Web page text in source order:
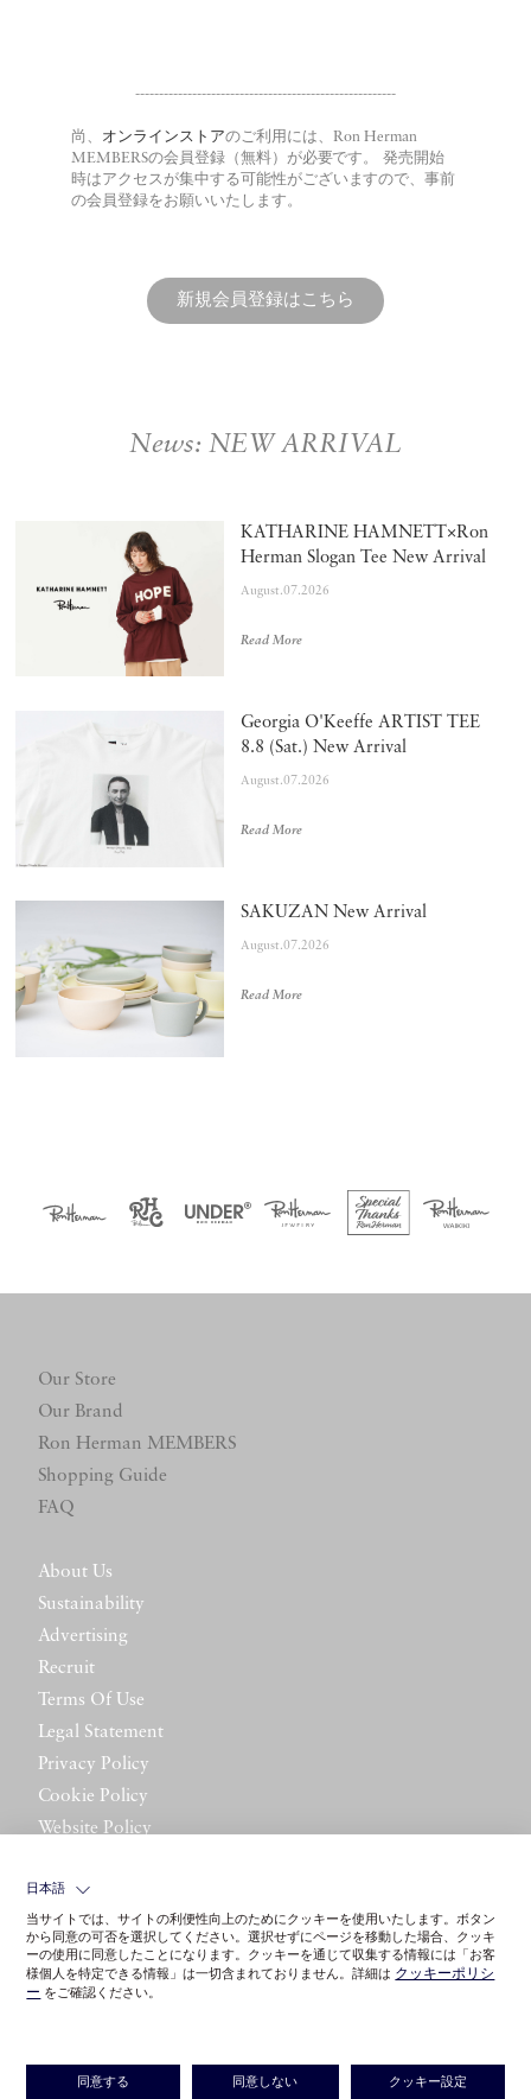
-------------------------------------------------------
尚、 オンラインストアのご利用には、Ron Herman
MEMBERSの会員登録（無料）が必要です。 発売開始
時はアクセスが集中する可能性がございますので、事前
の会員登録をお願いいたします。
新規会員登録はこちら
News: NEW ARRIVAL
KATHARINE HAMNETT×Ron
Herman Slogan Tee New Arrival
August.07.2026
Read More
Georgia O'Keeffe ARTIST TEE
8.8 (Sat.) New Arrival
August.07.2026
Read More
SAKUZAN New Arrival
August.07.2026
Read More
Our Store
Our Brand
Ron Herman MEMBERS
Shopping Guide
FAQ
About Us
Sustainability
Advertising
Recruit
Terms Of Use
Legal Statement
Privacy Policy
Cookie Policy
Website Policy
日本語
当サイトでは、サイトの利便性向上のためにクッキーを使用いたします。ボタン
から同意の可否を選択してください。選択せずにページを移動した場合、クッキ
ーの使用に同意したことになります。クッキーを通じて収集する情報には「お客
様個人を特定できる情報」は一切含まれておりません。詳細は クッキーポリシ
ー をご確認ください。
同意する 同意しない クッキー設定